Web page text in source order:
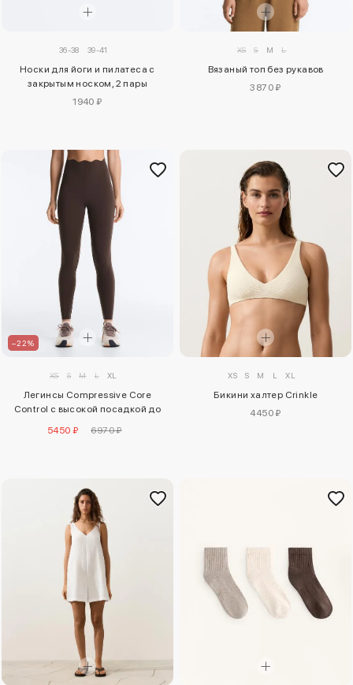
36-38 39-41
Носки для йоги и пилатеса с
закрытым носком, 2 пары
1940 ₽
XS S M L
Вязаный топ без рукавов
3870 ₽
–22%
XS S M L XL
Легинсы Compressive Core
Control с высокой посадкой до
5450 ₽ 6970 ₽
XS S M L XL
Бикини халтер Crinkle
4450 ₽